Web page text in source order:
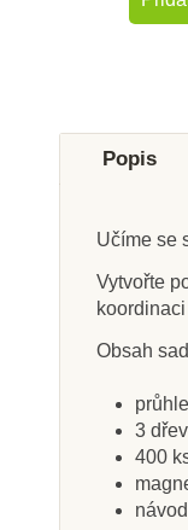
Popis
Učíme se
Vytvořte
Obsah
3
400